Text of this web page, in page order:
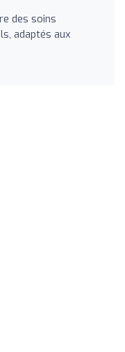
des soins
adaptés aux